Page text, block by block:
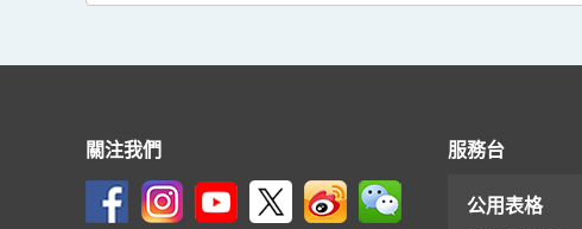
關注我們 服務台
公用表格